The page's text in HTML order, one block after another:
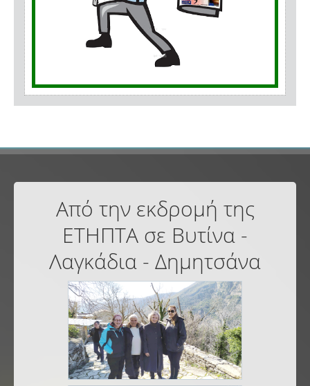
Από την εκδρομή της
ΕΤΗΠΤΑ σε Βυτίνα -
Λαγκάδια - Δημητσάνα